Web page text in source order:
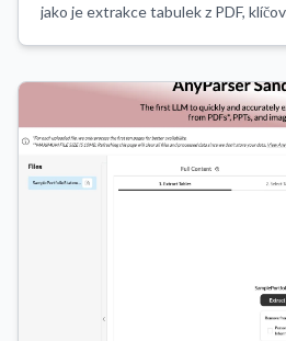
jako je extrakce tabulek z PDF,